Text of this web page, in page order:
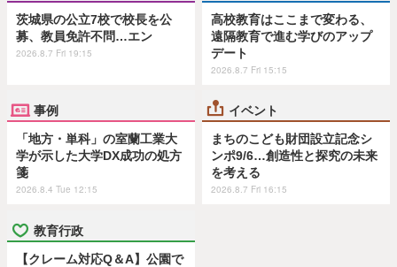
茨城県の公立7校で校長を公
募、教員免許不問…エン
2026.8.7 Fri 19:15
高校教育はここまで変わる、
遠隔教育で進む学びのアップ
デート
2026.8.7 Fri 15:15
事例
「地方・単科」の室蘭工業大
学が示した大学DX成功の処方
箋
2026.8.4 Tue 12:15
イベント
まちのこども財団設立記念シ
ンポ9/6…創造性と探究の未来
を考える
2026.8.7 Fri 16:15
教育行政
【クレーム対応Q＆A】公園で